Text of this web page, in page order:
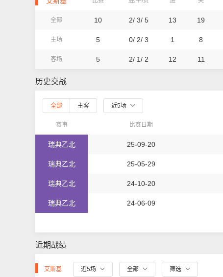
全部 10 2/ 3/ 5 13 19
主场 5 0/ 2/ 3 1 8
客场 5 2/ 1/ 2 12 11
历史交战
全部 主客 近5场
赛事 比赛日期
瑞典乙北 25-09-20
瑞典乙北 25-05-29
瑞典乙北 24-10-20
瑞典乙北 24-06-09
近期战绩
艾斯基 近5场 全部 筛选